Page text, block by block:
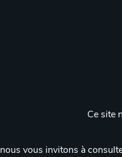
Ce site
nous vous invitons à